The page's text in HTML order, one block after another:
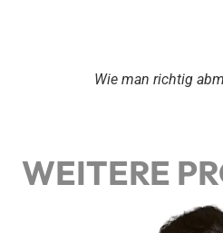
Wie man richtig
WEITERE